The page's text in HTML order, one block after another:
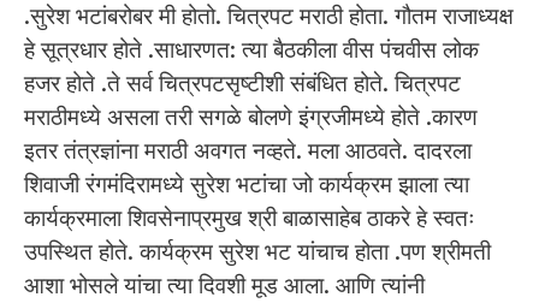
.सुरेश भटांबरोबर मी होतो. चित्रपट मराठी होता. गौतम राजाध्यक्ष
हे सूत्रधार होते .साधारणत: त्या बैठकीला वीस पंचवीस लोक
हजर होते .ते सर्व चित्रपटसृष्टीशी संबंधित होते. चित्रपट
मराठीमध्ये असला तरी सगळे बोलणे इंग्रजीमध्ये होते .कारण
इतर तंत्रज्ञांना मराठी अवगत नव्हते. मला आठवते. दादरला
शिवाजी रंगमंदिरामध्ये सुरेश भटांचा जो कार्यक्रम झाला त्या
कार्यक्रमाला शिवसेनाप्रमुख श्री बाळासाहेब ठाकरे हे स्वतः
उपस्थित होते. कार्यक्रम सुरेश भट यांचाच होता .पण श्रीमती
आशा भोसले यांचा त्या दिवशी मूड आला. आणि त्यांनी